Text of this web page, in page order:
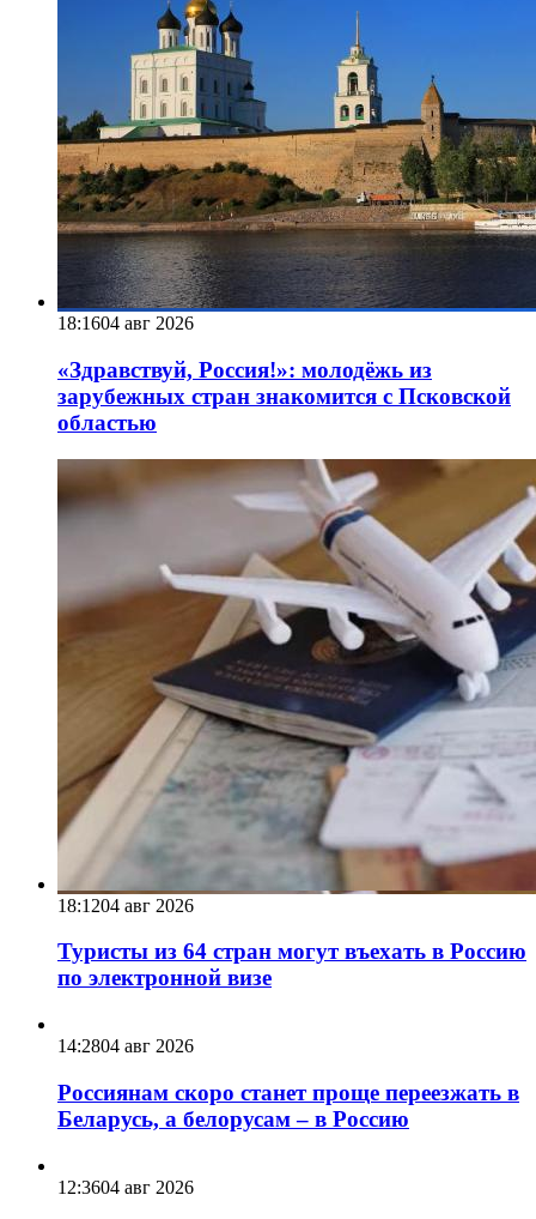
18:1604 авг 2026
«Здравствуй, Россия!»: молодёжь из
зарубежных стран знакомится с Псковской
областью
18:1204 авг 2026
Туристы из 64 стран могут въехать в Россию
по электронной визе
14:2804 авг 2026
Россиянам скоро станет проще переезжать в
Беларусь, а белорусам – в Россию
12:3604 авг 2026